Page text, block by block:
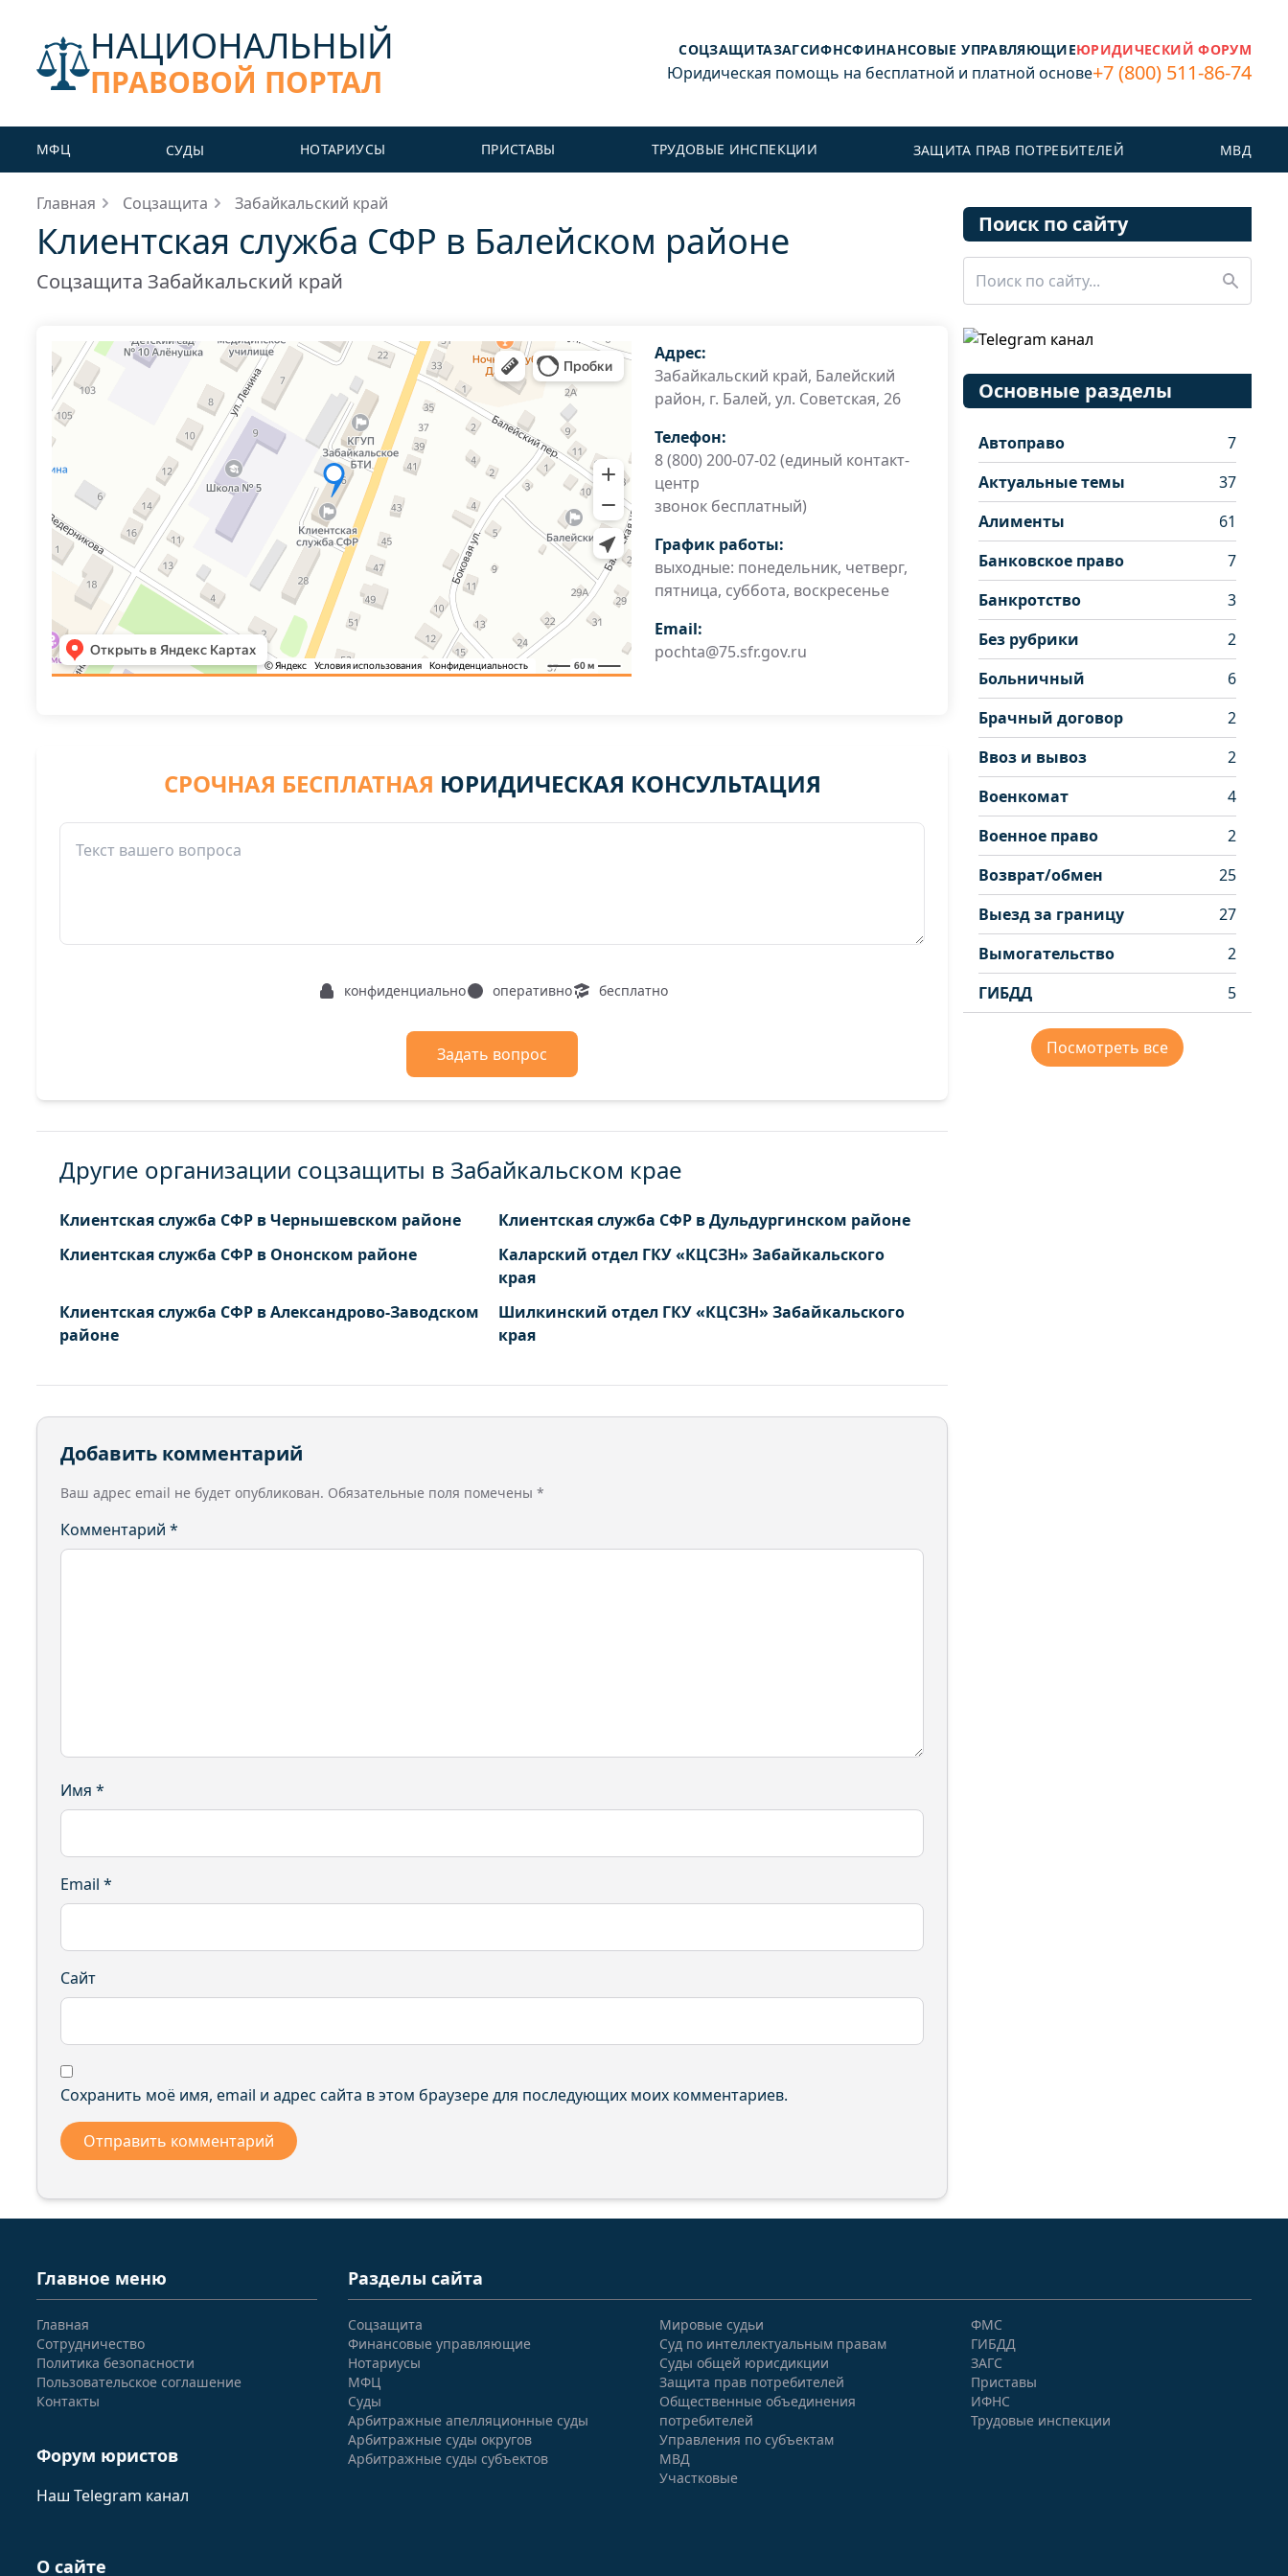
НАЦИОНАЛЬНЫЙ
ПРАВОВОЙ ПОРТАЛ
СОЦЗАЩИТАЗАГСИФНСФИНАНСОВЫЕ УПРАВЛЯЮЩИЕЮРИДИЧЕСКИЙ ФОРУМ
Юридическая помощь на бесплатной и платной основе+7 (800) 511-86-74
МФЦ СУДЫ НОТАРИУСЫ ПРИСТАВЫ ТРУДОВЫЕ ИНСПЕКЦИИ ЗАЩИТА ПРАВ ПОТРЕБИТЕЛЕЙ МВД
Главная Соцзащита Забайкальский край
Клиентская служба СФР в Балейском районе
Соцзащита Забайкальский край
Адрес:
Забайкальский край, Балейский
район, г. Балей, ул. Советская, 26
Телефон:
8 (800) 200-07-02 (единый контакт-
центр
звонок бесплатный)
График работы:
выходные: понедельник, четверг,
пятница, суббота, воскресенье
Email:
pochta@75.sfr.gov.ru
СРОЧНАЯ БЕСПЛАТНАЯ ЮРИДИЧЕСКАЯ КОНСУЛЬТАЦИЯ
конфиденциально оперативно бесплатно
Задать вопрос
Другие организации соцзащиты в Забайкальском крае
Клиентская служба СФР в Чернышевском районе
Клиентская служба СФР в Дульдургинском районе
Клиентская служба СФР в Ононском районе
Каларский отдел ГКУ «КЦСЗН» Забайкальского
края
Клиентская служба СФР в Александрово-Заводском
районе
Шилкинский отдел ГКУ «КЦСЗН» Забайкальского
края
Добавить комментарий
Ваш адрес email не будет опубликован. Обязательные поля помечены *
Комментарий *
Имя *
Email *
Сайт
Сохранить моё имя, email и адрес сайта в этом браузере для последующих моих комментариев.
Поиск по сайту
Основные разделы
Автоправо
7
Актуальные темы
37
Алименты
61
Банковское право
7
Банкротство
3
Без рубрики
2
Больничный
6
Брачный договор
2
Ввоз и вывоз
2
Военкомат
4
Военное право
2
Возврат/обмен
25
Выезд за границу
27
Вымогательство
2
ГИБДД
5
Посмотреть все
Главное меню
Главная
Сотрудничество
Политика безопасности
Пользовательское соглашение
Контакты
Форум юристов
Наш Telegram канал
Разделы сайта
Соцзащита
Финансовые управляющие
Нотариусы
МФЦ
Суды
Арбитражные апелляционные суды
Арбитражные суды округов
Арбитражные суды субъектов
Мировые судьи
Суд по интеллектуальным правам
Суды общей юрисдикции
Защита прав потребителей
Общественные объединения
потребителей
Управления по субъектам
МВД
Участковые
ФМС
ГИБДД
ЗАГС
Приставы
ИФНС
Трудовые инспекции
О сайте